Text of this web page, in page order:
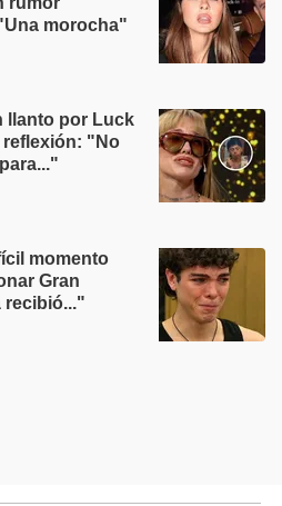
morocha"
llanto por Luck
reflexión: "No
momento
Gran
recibió..."